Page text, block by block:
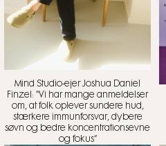
Mind Studio-ejer Joshua Daniel
Finzel: “Vi har mange anmeldelser
om, at folk oplever sundere hud,
stærkere immunforsvar, dybere
søvn og bedre koncentrationsevne
og fokus”